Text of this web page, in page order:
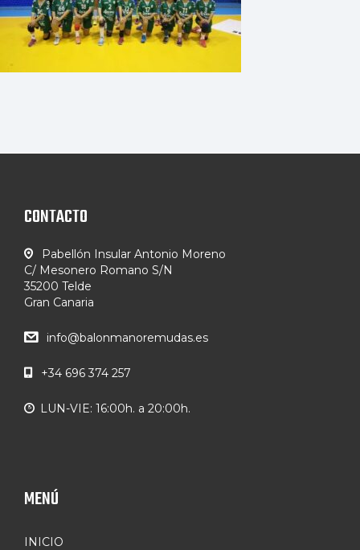
CONTACTO
Pabellón Insular Antonio Moreno
C/ Mesonero Romano S/N
35200 Telde
Gran Canaria
info@balonmanoremudas.es
+34 696 374 257
LUN-VIE: 16:00h. a 20:00h.
MENÚ
INICIO